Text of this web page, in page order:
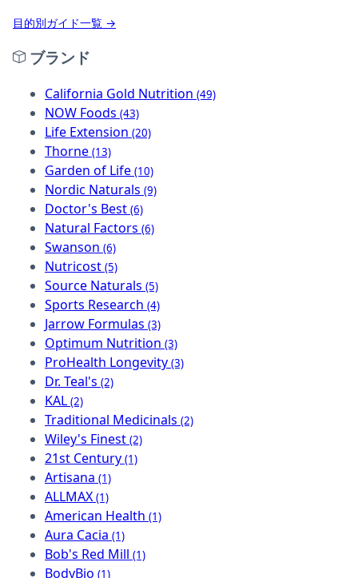
目的別ガイド一覧 →
ブランド
California Gold Nutrition (49)
NOW Foods (43)
Life Extension (20)
Thorne (13)
Garden of Life (10)
Nordic Naturals (9)
Doctor's Best (6)
Natural Factors (6)
Swanson (6)
Nutricost (5)
Source Naturals (5)
Sports Research (4)
Jarrow Formulas (3)
Optimum Nutrition (3)
ProHealth Longevity (3)
Dr. Teal's (2)
KAL (2)
Traditional Medicinals (2)
Wiley's Finest (2)
21st Century (1)
Artisana (1)
ALLMAX (1)
American Health (1)
Aura Cacia (1)
Bob's Red Mill (1)
BodyBio (1)